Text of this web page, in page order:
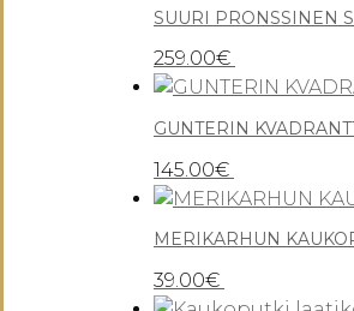
SUURI PRONSSINEN
259.00€
GUNTERIN
145.00€
MERIKARHUN
39.00€